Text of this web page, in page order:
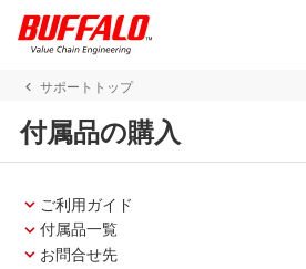
サポートトップ
付属品の購入
ご利用ガイド
付属品一覧
お問合せ先